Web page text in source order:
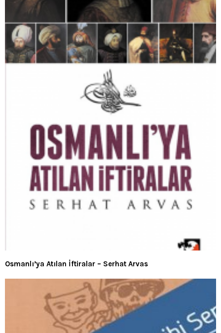
Osmanlı’ya Atılan İftiralar – Serhat Arvas